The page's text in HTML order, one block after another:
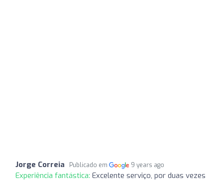
Jorge Correia Publicado em 9 years ago
Experiência fantástica: Excelente serviço, por duas vezes